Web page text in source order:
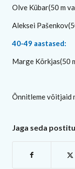
Olve Kübar(50 m
Aleksei
40-49 aastased:
Marge Kõrkjas(50
Õnnitleme võitjaid
Jaga seda